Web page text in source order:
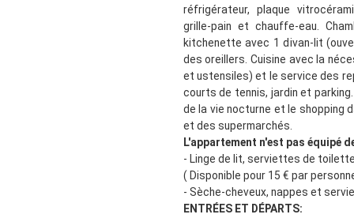
réfrigérateur, plaque
grille-pain et chauffe-eau.
kitchenette avec 1 divan-lit
des oreillers. Cuisine avec la
et ustensiles) et le service des
courts de tennis, jardin et
de la vie nocturne et le shopping
et des supermarchés.
L'appartement n'est pas équipé
- Linge de lit, serviettes de
( Disponible pour 15 € par
- Sèche-cheveux, nappes et
ENTRÉES ET DÉPARTS: